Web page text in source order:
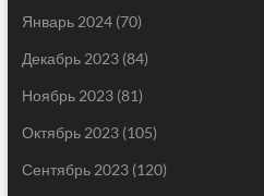
Январь 2024(70)
Декабрь 2023(84)
Ноябрь 2023(81)
Октябрь 2023(105)
Сентябрь 2023(120)